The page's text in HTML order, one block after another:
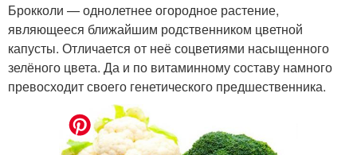
Брокколи — однолетнее огородное растение,
являющееся ближайшим родственником цветной
капусты. Отличается от неё соцветиями насыщенного
зелёного цвета. Да и по витаминному составу намного
превосходит своего генетического предшественника.